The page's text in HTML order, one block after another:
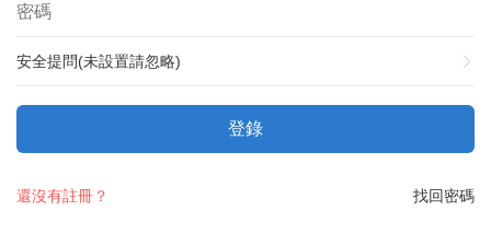
安全提問(未設置請忽略)
登錄
找回密碼
還沒有註冊？